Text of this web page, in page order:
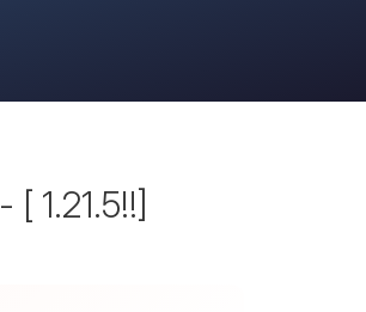
1.21.5!!]